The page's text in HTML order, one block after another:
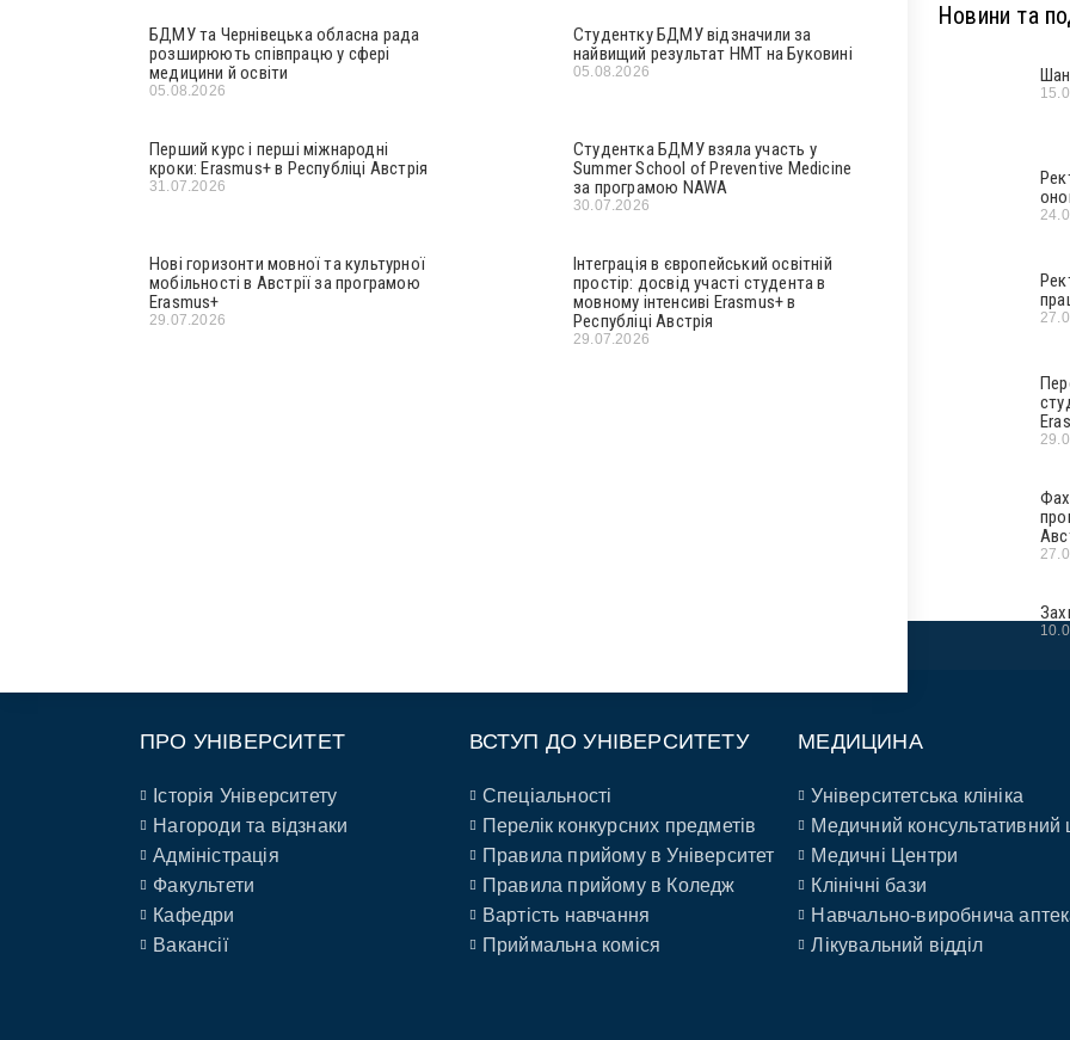
БДМУ та Чернівецька обласна рада
розширюють співпрацю у сфері
медицини й освіти
05.08.2026
Студентку БДМУ відзначили за
найвищий результат НМТ на Буковині
05.08.2026
Перший курс і перші міжнародні
кроки: Erasmus+ в Республіці Австрія
31.07.2026
Студентка БДМУ взяла участь у
Summer School of Preventive Medicine
за програмою NAWA
30.07.2026
Нові горизонти мовної та культурної
мобільності в Австрії за програмою
Erasmus+
29.07.2026
Інтеграція в європейський освітній
простір: досвід участі студента в
мовному інтенсиві Erasmus+ в
Республіці Австрія
29.07.2026
Новини та
ПРО УНІВЕРСИТЕТ
Історія Університету
Нагороди та відзнаки
Адміністрація
Факультети
Кафедри
Вакансії
ВСТУП ДО УНІВЕРСИТЕТУ
Спеціальності
Перелік конкурсних предметів
Правила прийому в Університет
Правила прийому в Коледж
Вартість навчання
Приймальна коміся
МЕДИЦИНА
Університетська клініка
Медичний консультативний
Медичні Центри
Клінічні бази
Навчально-виробнича
Лікувальний відділ